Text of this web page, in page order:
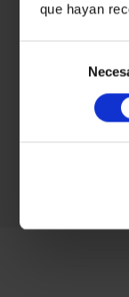
que hayan
consentimiento